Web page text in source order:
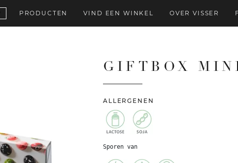
PRODUCTEN VIND EEN WINKEL OVER VISSER
GIFTBOX
ALLERGENEN
Sporen van